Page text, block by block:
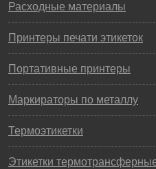
Расходные материалы
Принтеры печати этикеток
Портативные принтеры
Маркираторы по металлу
Термоэтикетки
Этикетки